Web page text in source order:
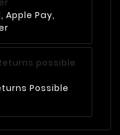
Apple Pay,
Possible